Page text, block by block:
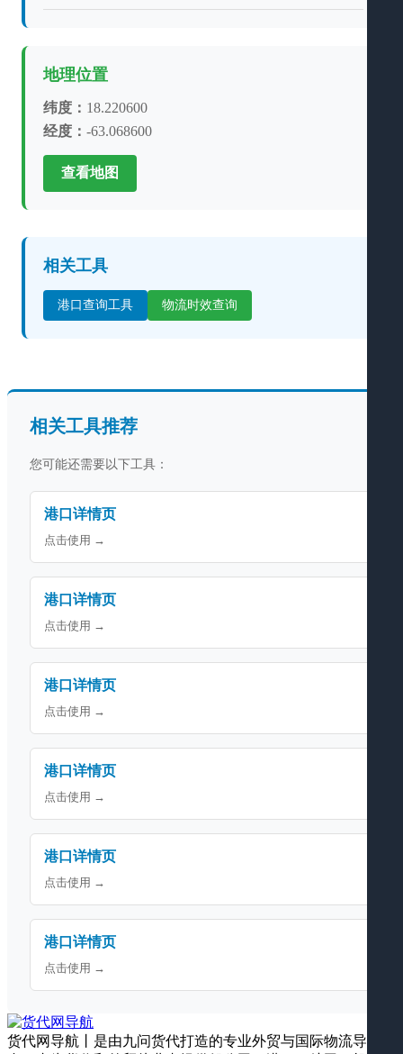
地理位置
纬度： 18.220600
经度： -63.068600
查看地图
相关工具
港口查询工具 物流时效查询
相关工具推荐
您可能还需要以下工具：
港口详情页
点击使用 →
港口详情页
点击使用 →
港口详情页
点击使用 →
港口详情页
点击使用 →
港口详情页
点击使用 →
港口详情页
点击使用 →
货代网导航丨是由九问货代打造的专业外贸与国际物流导航平